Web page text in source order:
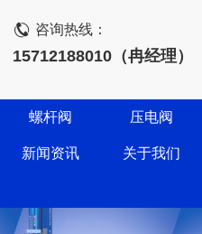
咨询热线：
15712188010（冉经理）
螺杆阀 压电阀
新闻资讯 关于我们